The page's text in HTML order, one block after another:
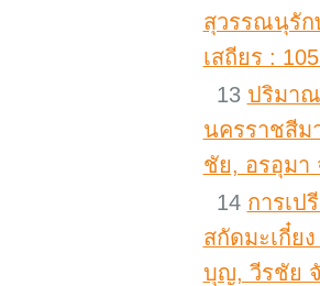
สุวรรณนุรัก
เสถียร :
13 ปริมาณ
นครราชสีม
ชัย, อรอุมา
14 การเป
สกัดมะเกี๋ย
บุญ, วีรชัย